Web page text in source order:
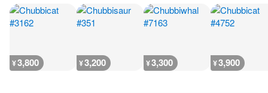
¥3,800 ¥3,200 ¥3,300 ¥3,900